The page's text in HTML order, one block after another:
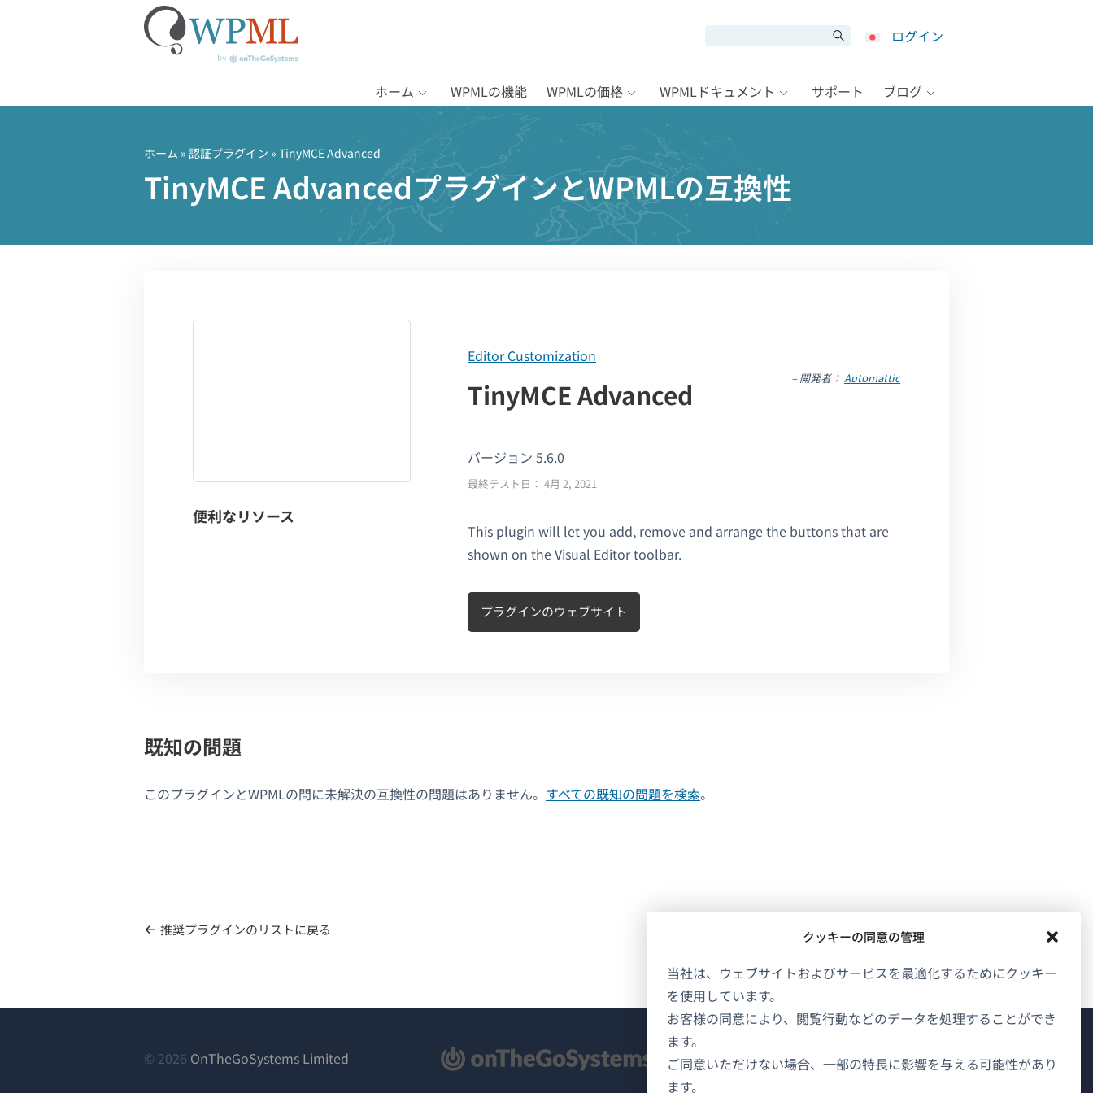
クッキーの同意の管理
当社は、ウェブサイトおよびサービスを最適化するためにクッキー
を使用しています。
お客様の同意により、閲覧行動などのデータを処理することができ
ます。
ご同意いただけない場合、一部の特長に影響を与える可能性があり
ます。
キ
ログイン
ホーム WPMLの機能 WPMLの価格 WPMLドキュメント サポート ブログ
ホーム » 認証プラグイン » TinyMCE Advanced
TinyMCE AdvancedプラグインとWPMLの互換性
便利なリソース
Editor Customization
TinyMCE Advanced – 開発者： Automattic
バージョン 5.6.0
最終テスト日： 4月 2, 2021
This plugin will let you add, remove and arrange the buttons that are
shown on the Visual Editor toolbar.
プラグインのウェブサイト
既知の問題
このプラグインとWPMLの間に未解決の互換性の問題はありません。 すべての既知の問題を検索。
推奨プラグインのリストに戻る
© 2026 OnTheGoSystems Limited
WPMLについて